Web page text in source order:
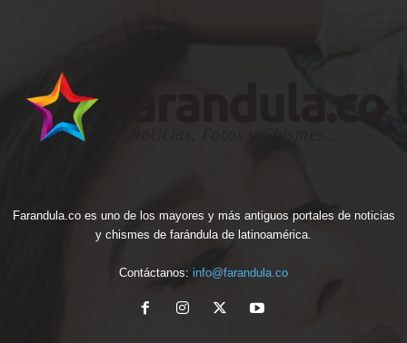
Farandula.co es uno de los mayores y más antiguos portales de noticias
y chismes de farándula de latinoamérica.
Contáctanos: info@farandula.co